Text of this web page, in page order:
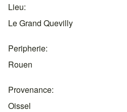
Lieu
Le Grand Quevilly
Peripherie
Rouen
Provenance
Oissel